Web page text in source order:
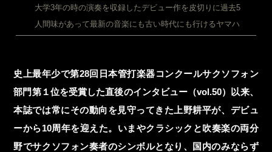
大学3年の時の演奏を収録したデビュー作を皮切りに過去5作を発表
人間味があって最新の音楽にも古い時代にも行けるヤマハのサクソフォン
史上最年少で第28回日本管打楽器コンクールサクソフォン
部門第１位を受賞した直後のインタビュー（vol.50）以来、
本誌では常にその動向を見守ってきた上野耕平が、デビュ
ーから10周年を迎えた。いまやクラシックと吹奏楽の両分
野でサクソフォン奏者のシンボルとなり、国内のみならず